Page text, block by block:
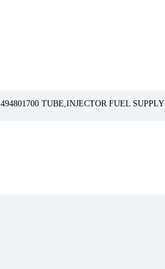
494801700 TUBE,INJECTOR FUEL SUPPLY